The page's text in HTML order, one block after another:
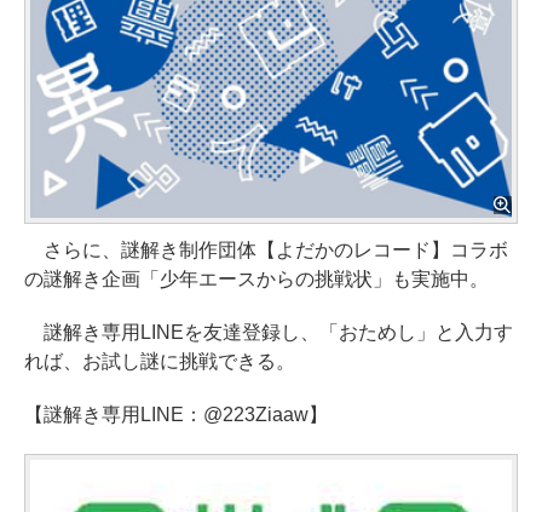
さらに、謎解き制作団体【よだかのレコード】コラボ
の謎解き企画「少年エースからの挑戦状」も実施中。
謎解き専用LINEを友達登録し、「おためし」と入力す
れば、お試し謎に挑戦できる。
【謎解き専用LINE：@223Ziaaw】